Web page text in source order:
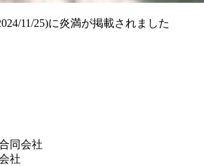
11/25)に炎満が掲載されました
同会社
社